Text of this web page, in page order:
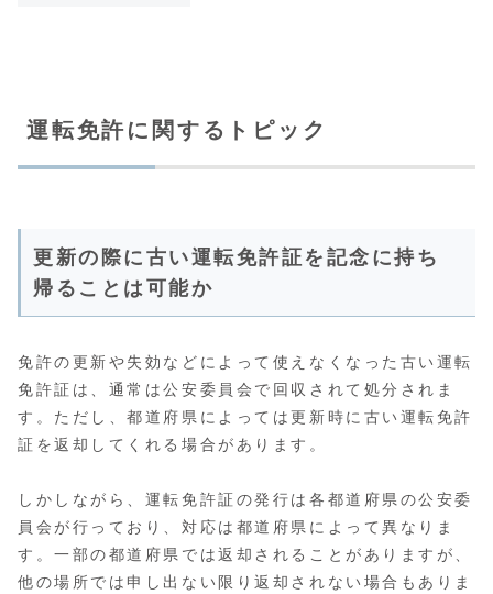
運転免許に関するトピック
更新の際に古い運転免許証を記念に持ち
帰ることは可能か
免許の更新や失効などによって使えなくなった古い運転
免許証は、通常は公安委員会で回収されて処分されま
す。ただし、都道府県によっては更新時に古い運転免許
証を返却してくれる場合があります。
しかしながら、運転免許証の発行は各都道府県の公安委
員会が行っており、対応は都道府県によって異なりま
す。一部の都道府県では返却されることがありますが、
他の場所では申し出ない限り返却されない場合もありま